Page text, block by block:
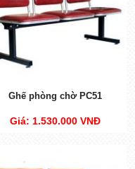
Ghế phòng chờ PC51
Giá: 1.530.000 VNĐ